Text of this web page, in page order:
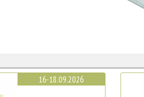
16-18.09.2026